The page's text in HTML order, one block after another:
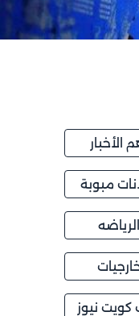
الأخبار
مبوبة
الرياضه
كويت نيوز